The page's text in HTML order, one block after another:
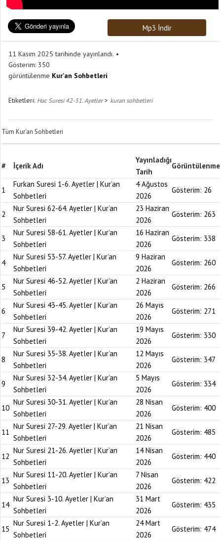
Mp3 İndir
11 Kasım 2025 tarihinde yayınlandı.
Gösterim: 350
görüntülenme Kur'an Sohbetleri
Etiketleri: Hac Suresi 42-51. Ayetler> kuran sohbetleri
Tüm Kur'an Sohbetleri
# İçerik Adı
Yayınladığı
Tarih
Görüntülenme
1
Furkan Suresi 1-6. Ayetler | Kur’an
Sohbetleri
4 Ağustos
2026
Gösterim: 26
2
Nur Suresi 62-64. Ayetler | Kur’an
Sohbetleri
23 Haziran
2026
Gösterim: 263
3
Nur Suresi 58-61. Ayetler | Kur’an
Sohbetleri
16 Haziran
2026
Gösterim: 338
4
Nur Suresi 53-57. Ayetler | Kur’an
Sohbetleri
9 Haziran
2026
Gösterim: 260
5
Nur Suresi 46-52. Ayetler | Kur’an
Sohbetleri
2 Haziran
2026
Gösterim: 266
6
Nur Suresi 43-45. Ayetler | Kur’an
Sohbetleri
26 Mayıs
2026
Gösterim: 271
7
Nur Suresi 39-42. Ayetler | Kur’an
Sohbetleri
19 Mayıs
2026
Gösterim: 330
8
Nur Suresi 35-38. Ayetler | Kur’an
Sohbetleri
12 Mayıs
2026
Gösterim: 347
9
Nur Suresi 32-34. Ayetler | Kur’an
Sohbetleri
5 Mayıs
2026
Gösterim: 334
10
Nur Suresi 30-31. Ayetler | Kur’an
Sohbetleri
28 Nisan
2026
Gösterim: 400
11
Nur Suresi 27-29. Ayetler | Kur’an
Sohbetleri
21 Nisan
2026
Gösterim: 485
12
Nur Suresi 21-26. Ayetler | Kur’an
Sohbetleri
14 Nisan
2026
Gösterim: 440
13
Nur Suresi 11-20. Ayetler | Kur’an
Sohbetleri
7 Nisan
2026
Gösterim: 422
14
Nur Suresi 3-10. Ayetler | Kur’an
Sohbetleri
31 Mart
2026
Gösterim: 435
15
Nur Suresi 1-2. Ayetler | Kur’an
Sohbetleri
24 Mart
2026
Gösterim: 474